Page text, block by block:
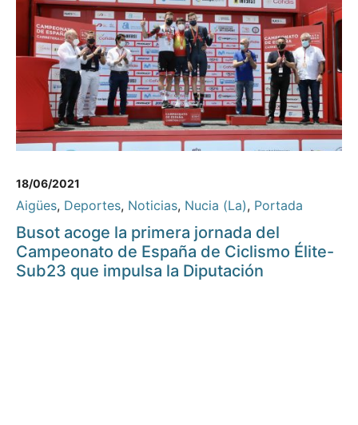
18/06/2021
Aigües, Deportes, Noticias, Nucia (La), Portada
Busot acoge la primera jornada del
Campeonato de España de Ciclismo Élite-
Sub23 que impulsa la Diputación